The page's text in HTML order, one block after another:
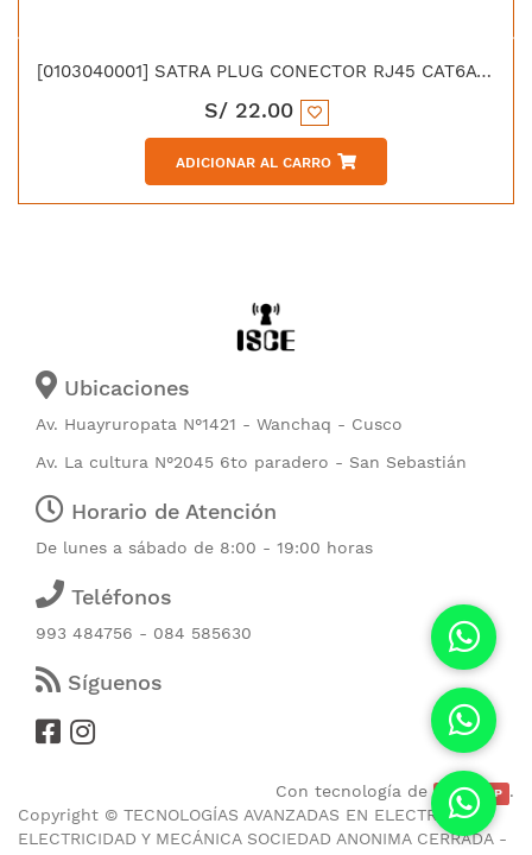
[0103040001] SATRA PLUG CONECTOR RJ45 CAT6A BLINDADO
S/ 22.00
ADICIONAR AL CARRO
Ubicaciones
Av. Huayruropata N°1421 - Wanchaq - Cusco
Av. La cultura N°2045 6to paradero - San Sebastián
Horario de Atención
De lunes a sábado de 8:00 - 19:00 horas
Teléfonos
993 484756 - 084 585630
Síguenos
Con tecnología de CubicERP .
Copyright © TECNOLOGÍAS AVANZADAS EN ELECTRONICA
ELECTRICIDAD Y MECÁNICA SOCIEDAD ANONIMA CERRADA -